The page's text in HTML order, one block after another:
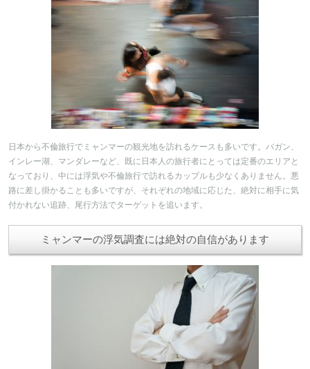
日本から不倫旅行でミャンマーの観光地を訪れるケースも多いです。バガン、
インレー湖、マンダレーなど、既に日本人の旅行者にとっては定番のエリアと
なっており、中には浮気や不倫旅行で訪れるカップルも少なくありません。悪
路に差し掛かることも多いですが、それぞれの地域に応じた、絶対に相手に気
付かれない追跡、尾行方法でターゲットを追います。
ミャンマーの浮気調査には絶対の自信があります